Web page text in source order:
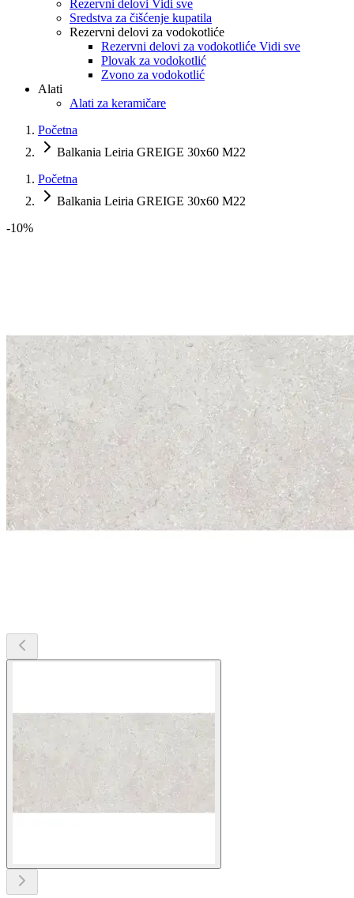
Rezervni delovi Vidi sve
Sredstva za čišćenje kupatila
Rezervni delovi za vodokotliće
Rezervni delovi za vodokotliće Vidi sve
Plovak za vodokotlić
Zvono za vodokotlić
Alati
Alati za keramičare
Početna
Balkania Leiria GREIGE 30x60 M22
Početna
Balkania Leiria GREIGE 30x60 M22
-10%